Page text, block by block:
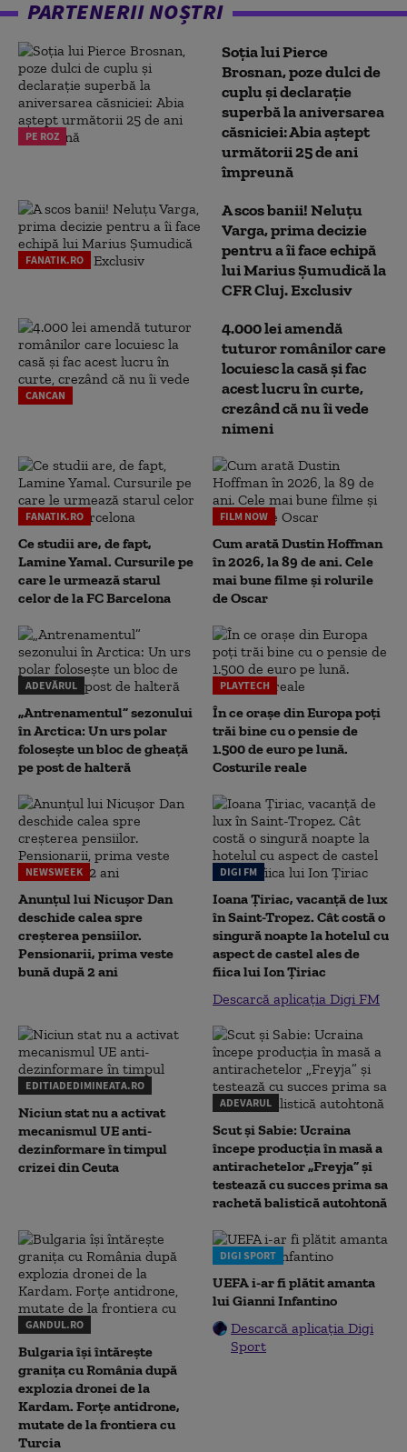
PARTENERII NOȘTRI
PE ROZ
Soția lui Pierce
Brosnan, poze dulci de
cuplu și declarație
superbă la aniversarea
căsniciei: Abia aștept
următorii 25 de ani
împreună
FANATIK.RO
A scos banii! Neluțu
Varga, prima decizie
pentru a îi face echipă
lui Marius Șumudică la
CFR Cluj. Exclusiv
CANCAN
4.000 lei amendă
tuturor românilor care
locuiesc la casă și fac
acest lucru în curte,
crezând că nu îi vede
nimeni
FANATIK.RO
Ce studii are, de fapt,
Lamine Yamal. Cursurile pe
care le urmează starul
celor de la FC Barcelona
FILM NOW
Cum arată Dustin Hoffman
în 2026, la 89 de ani. Cele
mai bune filme și rolurile
de Oscar
ADEVĂRUL
„Antrenamentul” sezonului
în Arctica: Un urs polar
folosește un bloc de gheață
pe post de halteră
PLAYTECH
În ce orașe din Europa poți
trăi bine cu o pensie de
1.500 de euro pe lună.
Costurile reale
NEWSWEEK
Anunțul lui Nicușor Dan
deschide calea spre
creșterea pensiilor.
Pensionarii, prima veste
bună după 2 ani
DIGI FM
Ioana Țiriac, vacanță de lux
în Saint-Tropez. Cât costă o
singură noapte la hotelul cu
aspect de castel ales de
fiica lui Ion Țiriac
Descarcă aplicația Digi FM
EDITIADEDIMINEATA.RO
Niciun stat nu a activat
mecanismul UE anti-
dezinformare în timpul
crizei din Ceuta
ADEVARUL
Scut și Sabie: Ucraina
începe producția în masă a
antirachetelor „Freyja” și
testează cu succes prima sa
rachetă balistică autohtonă
GANDUL.RO
Bulgaria își întărește
granița cu România după
explozia dronei de la
Kardam. Forțe antidrone,
mutate de la frontiera cu
Turcia
DIGI SPORT
UEFA i-ar fi plătit amanta
lui Gianni Infantino
Descarcă aplicația Digi
Sport